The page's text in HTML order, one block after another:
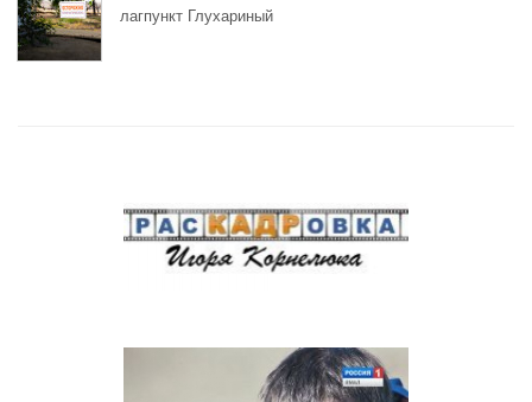
лагпункт Глухариный